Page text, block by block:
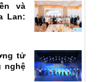
và
Lan:
tử
nghệ